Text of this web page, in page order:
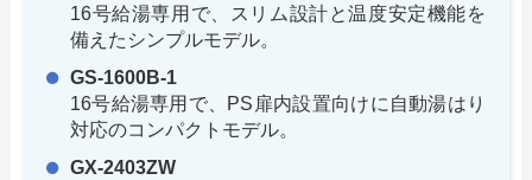
16号給湯専用で、スリム設計と温度安定機能を
備えたシンプルモデル。
GS-1600B-1
16号給湯専用で、PS扉内設置向けに自動湯はり
対応のコンパクトモデル。
GX-2403ZW